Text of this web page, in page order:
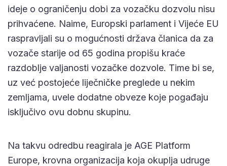
ideje o ograničenju dobi za vozačku dozvolu nisu
prihvaćene. Naime, Europski parlament i Vijeće EU
raspravljali su o mogućnosti država članica da za
vozače starije od 65 godina propišu kraće
razdoblje valjanosti vozačke dozvole. Time bi se,
uz već postojeće liječničke preglede u nekim
zemljama, uvele dodatne obveze koje pogađaju
isključivo ovu dobnu skupinu.
Na takvu odredbu reagirala je AGE Platform
Europe, krovna organizacija koja okuplja udruge